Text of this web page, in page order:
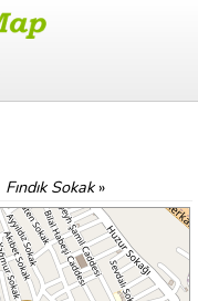
Fındık Sokak»